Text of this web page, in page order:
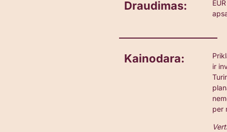
Draudimas:
Kainodara:
ir
per